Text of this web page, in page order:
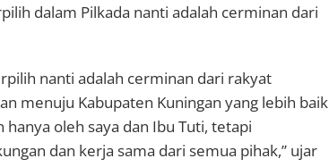
dalam Pilkada nanti adalah cerminan dari
nanti adalah cerminan dari rakyat
menuju Kabupaten Kuningan yang lebih baik
hanya oleh saya dan Ibu Tuti, tetapi
dan kerja sama dari semua pihak,” ujar